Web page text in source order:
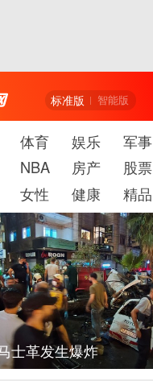
标准版 智能版
体育 娱乐 军事
NBA 房产 股票
女性 健康 精品
士革发生爆炸